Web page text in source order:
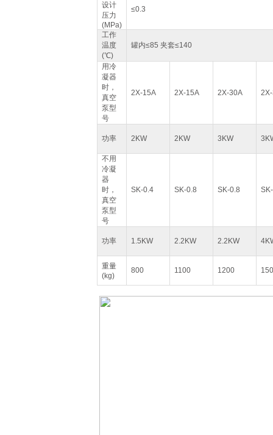
设计
压力
(MPa)
≤0.3
工作
温度
(℃)
罐内≤85 夹套≤140
用冷
凝器
时，
真空
泵型
号
2X-15A 2X-15A 2X-30A
功率 2KW 2KW 3KW
不用
冷凝
器
时，
真空
泵型
号
SK-0.4 SK-0.8 SK-0.8
功率 1.5KW 2.2KW 2.2KW
重量
(kg)
800 1100 1200